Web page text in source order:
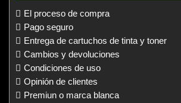
El proceso de compra
Pago seguro
Entrega de cartuchos de tinta y toner
Cambios y devoluciones
Condiciones de uso
Opinión de clientes
Premiun o marca blanca